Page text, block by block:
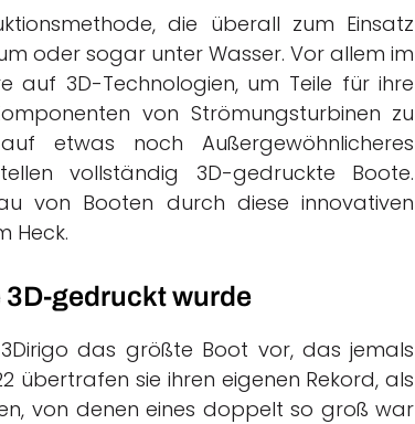
die überall zum Einsatz
oder sogar unter Wasser. Vor allem im
auf 3D-Technologien, um Teile für ihre
von Strömungsturbinen zu
etwas noch Außergewöhnlicheres
vollständig 3D-gedruckte Boote.
von Booten durch diese innovativen
Heck.
3D-gedruckt wurde
das größte Boot vor, das jemals
übertrafen sie ihren eigenen Rekord, als
von denen eines doppelt so groß war